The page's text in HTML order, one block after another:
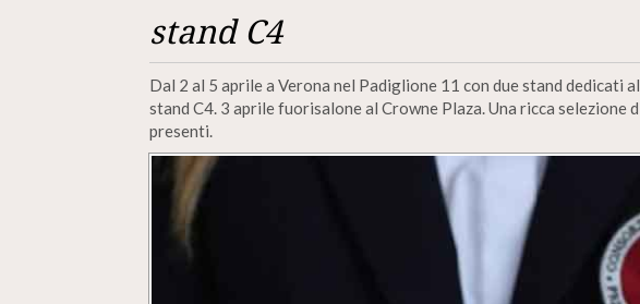
stand C4
Dal 2 al 5 aprile a Verona nel Padiglione 11 con due stand dedicati
stand C4. 3 aprile fuorisalone al Crowne Plaza. Una ricca
presenti.